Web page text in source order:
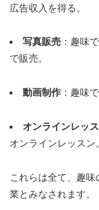
広告収入を得る。
写真販売 ：趣味
で販売。
動画制作 ：趣味
オンラインレッ
オンラインレッスン
これらは全て、趣味
業とみなされます。